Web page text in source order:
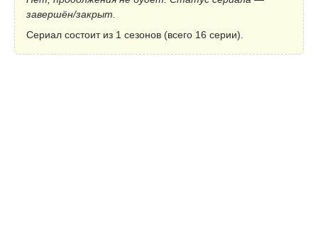
завершён/закрыт.
Сериал состоит из 1 сезонов (всего 16 серии).